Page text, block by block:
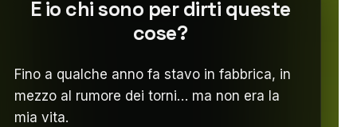
E io chi sono per dirti queste
cose?
Fino a qualche anno fa stavo in fabbrica, in
mezzo al rumore dei torni… ma non era la
mia vita.